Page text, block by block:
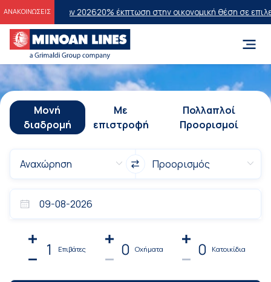
ΑΝΑΚΟΙΝΩΣΕΙΣ
202620% έκπτωση στην οικονομική θέση σε επιλεγμένα
Μονή
διαδρομή
Με
επιστροφή
Πολλαπλοί
Προορισμοί
1 Επιβάτες 0 Οχήματα 0 Κατοικίδια